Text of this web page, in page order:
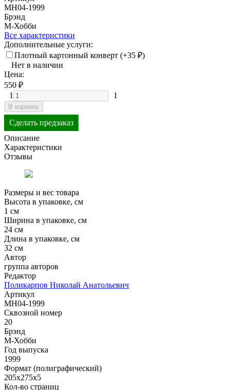
MH04-1999
Брэнд
М-Хобби
Все характеристики
Дополнительные услуги:
Плотный картонный конверт (+35 ₽)
Нет в наличии
Цена:
550 ₽
1
1
В корзину
Сделать предзаказ
Описание
Характеристики
Отзывы
Размеры и вес товара
Высота в упаковке, см
1 см
Ширина в упаковке, см
24 см
Длина в упаковке, см
32 см
Автор
группа авторов
Редактор
Поликарпов Николай Анатольевич
Артикул
MH04-1999
Сквозной номер
20
Брэнд
М-Хобби
Год выпуска
1999
Формат (полиграфический)
205х275х5
Кол-во страниц